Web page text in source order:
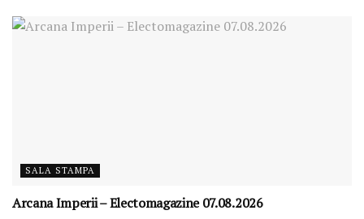
SALA STAMPA
Arcana Imperii – Electomagazine 07.08.2026